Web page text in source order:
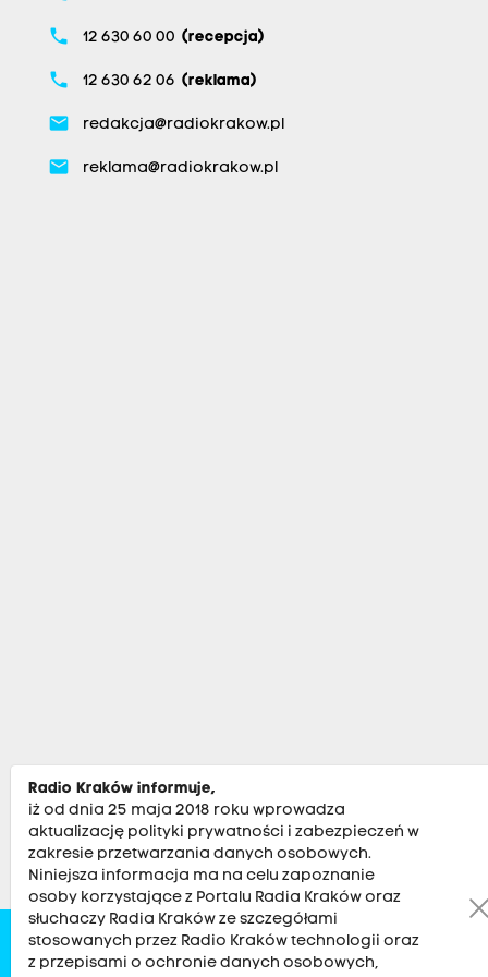
phone 12 630 60 00 (recepcja)
phone 12 630 62 06 (reklama)
email redakcja@radiokrakow.pl
email reklama@radiokrakow.pl
Zobacz Kultura Sport Muzyka Audycje
Radio Kraków informuje,
iż od dnia 25 maja 2018 roku wprowadza
aktualizację polityki prywatności i zabezpieczeń w
zakresie przetwarzania danych osobowych.
Niniejsza informacja ma na celu zapoznanie
osoby korzystające z Portalu Radia Kraków oraz
słuchaczy Radia Kraków ze szczegółami
stosowanych przez Radio Kraków technologii oraz
z przepisami o ochronie danych osobowych,